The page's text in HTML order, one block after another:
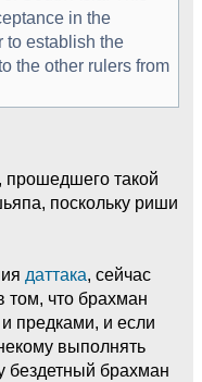
in the
to establish the
the other rulers from
прошедшего такой
поскольку риши
даттака, сейчас
том, что брахман
предками, и если
выполнять
бездетный брахман